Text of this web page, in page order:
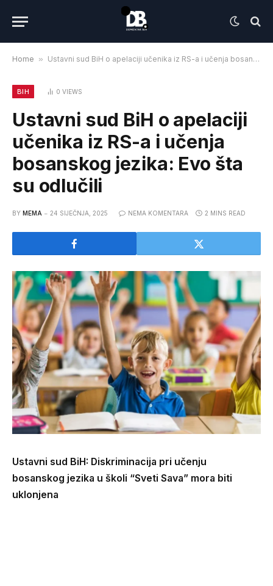
Home » Ustavni sud BiH o apelaciji učenika iz RS-a i učenja bosanskog jezika: Evo šta su odlučili
BIH 0 VIEWS
Ustavni sud BiH o apelaciji
učenika iz RS-a i učenja
bosanskog jezika: Evo šta
su odlučili
BY MEMA 24 SIJEČNJA, 2025 NEMA KOMENTARA 2 MINS READ
Ustavni sud BiH: Diskriminacija pri učenju
bosanskog jezika u školi “Sveti Sava” mora biti
uklonjena